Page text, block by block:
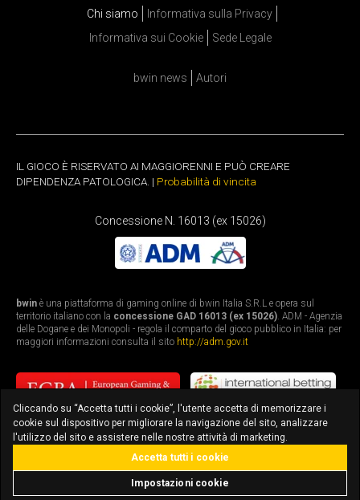
Chi siamo
Informativa sulla Privacy
Informativa sui Cookie
Sede Legale
bwin news Autori
IL GIOCO È RISERVATO AI MAGGIORENNI E PUÒ CREARE
DIPENDENZA PATOLOGICA. | Probabilità di vincita
Concessione N. 16013 (ex 15026)
bwin è una piattaforma di gaming online di bwin Italia S.R.L e opera sul
territorio italiano con la concessione GAD 16013 (ex 15026). ADM - Agenzia
delle Dogane e dei Monopoli - regola il comparto del gioco pubblico in Italia: per
maggiori informazioni consulta il sito http://adm.gov.it
bonus fino a 3.010€ scarica l'app
Cliccando su “Accetta tutti i cookie”, l'utente accetta di memorizzare i
cookie sul dispositivo per migliorare la navigazione del sito, analizzare
l'utilizzo del sito e assistere nelle nostre attività di marketing.
Impostazioni cookie
Accetta tutti i cookie